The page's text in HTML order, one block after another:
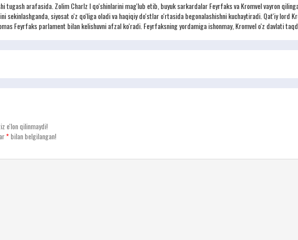
tugash arafasida. Zolim Charlz I qo'shinlarini mag'lub etib, buyuk sarkardalar Feyrfaks va Kromvel vayron
sekinlashganda, siyosat o'z qo'liga oladi va haqiqiy do'stlar o'rtasida begonalashishni kuchaytiradi. Qat'iy lord
Feyrfaks parlament bilan kelishuvni afzal ko'radi. Feyrfaksning yordamiga ishonmay, Kromvel o'z davlati
e'lon qilinmaydi!
*bilan belgilangan!